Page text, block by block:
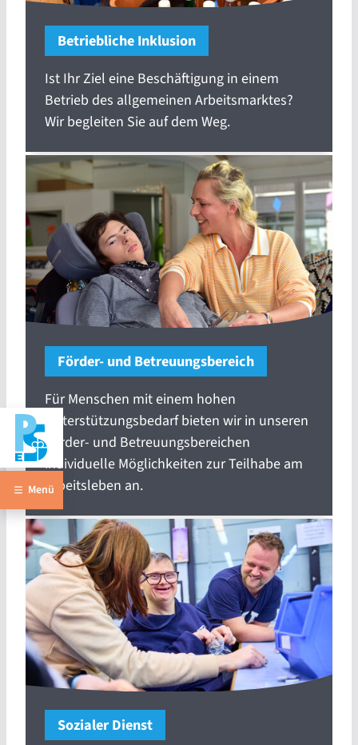
Menü
Betriebliche Inklusion
Ist Ihr Ziel eine Beschäftigung in einem
Betrieb des allgemeinen Arbeitsmarktes?
Wir begleiten Sie auf dem Weg.
Förder- und Betreuungsbereich
Für Menschen mit einem hohen
Unterstützungsbedarf bieten wir in unseren
Förder- und Betreuungsbereichen
individuelle Möglichkeiten zur Teilhabe am
Arbeitsleben an.
Sozialer Dienst